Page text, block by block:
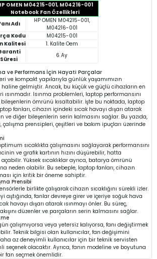
OMEN M04215-001, M04216-001
Notebook Fan Özellikleri
Adı
HP OMEN M04215-001,
M04216-001
Kodu
M04215-001
Kalitesi
1. Kalite Oem
Süresi
6 Ay
ve Performans İçin Hayati Parçalar
ve kompakt yapılarıyla günlük yaşamımızın
gelmiştir. Ancak, bu küçük ve güçlü cihazların en
ısınmadır. Isınma problemleri, laptop performansını
ömrünü kısaltabilir. İşte bu noktada, laptop
fanları, cihazın içindeki sıcak havayı dışarı atarak
ve diğer bileşenlerin serin kalmasını sağlar. Bu yazıda,
çalışma prensipleri, çeşitleri ve bakım ipuçları üzerinde
sıcaklıkta çalışmasını sağlayarak performansını
ve grafik kartının hızını düşürebilir, hatta
Yüksek sıcaklıklar ayrıca, batarya ömrünü
neden olabilir. Bu sebeple, laptop fanları, cihazın
için kritik bir öneme sahiptir.
Prensibi
birlikte çalışarak cihazın sıcaklığını sürekli izler.
aştığında, fanlar devreye girer ve içeriye soğuk hava
havayı dışarı atarak ısınmayı önler. Bu süreç,
düzenler ve parçaların serin kalmasını sağlar.
çalışmıyorsa veya yetersiz kalıyorsa, fanı değiştirmek
Teknik bilgisi olan kullanıcılar, fan değişimini
az deneyimli kullanıcılar için bir teknik servisten
seçenek olacaktır. Ayrıca, fanın modeline ve boyutuna
fan seçmek önemlidir.